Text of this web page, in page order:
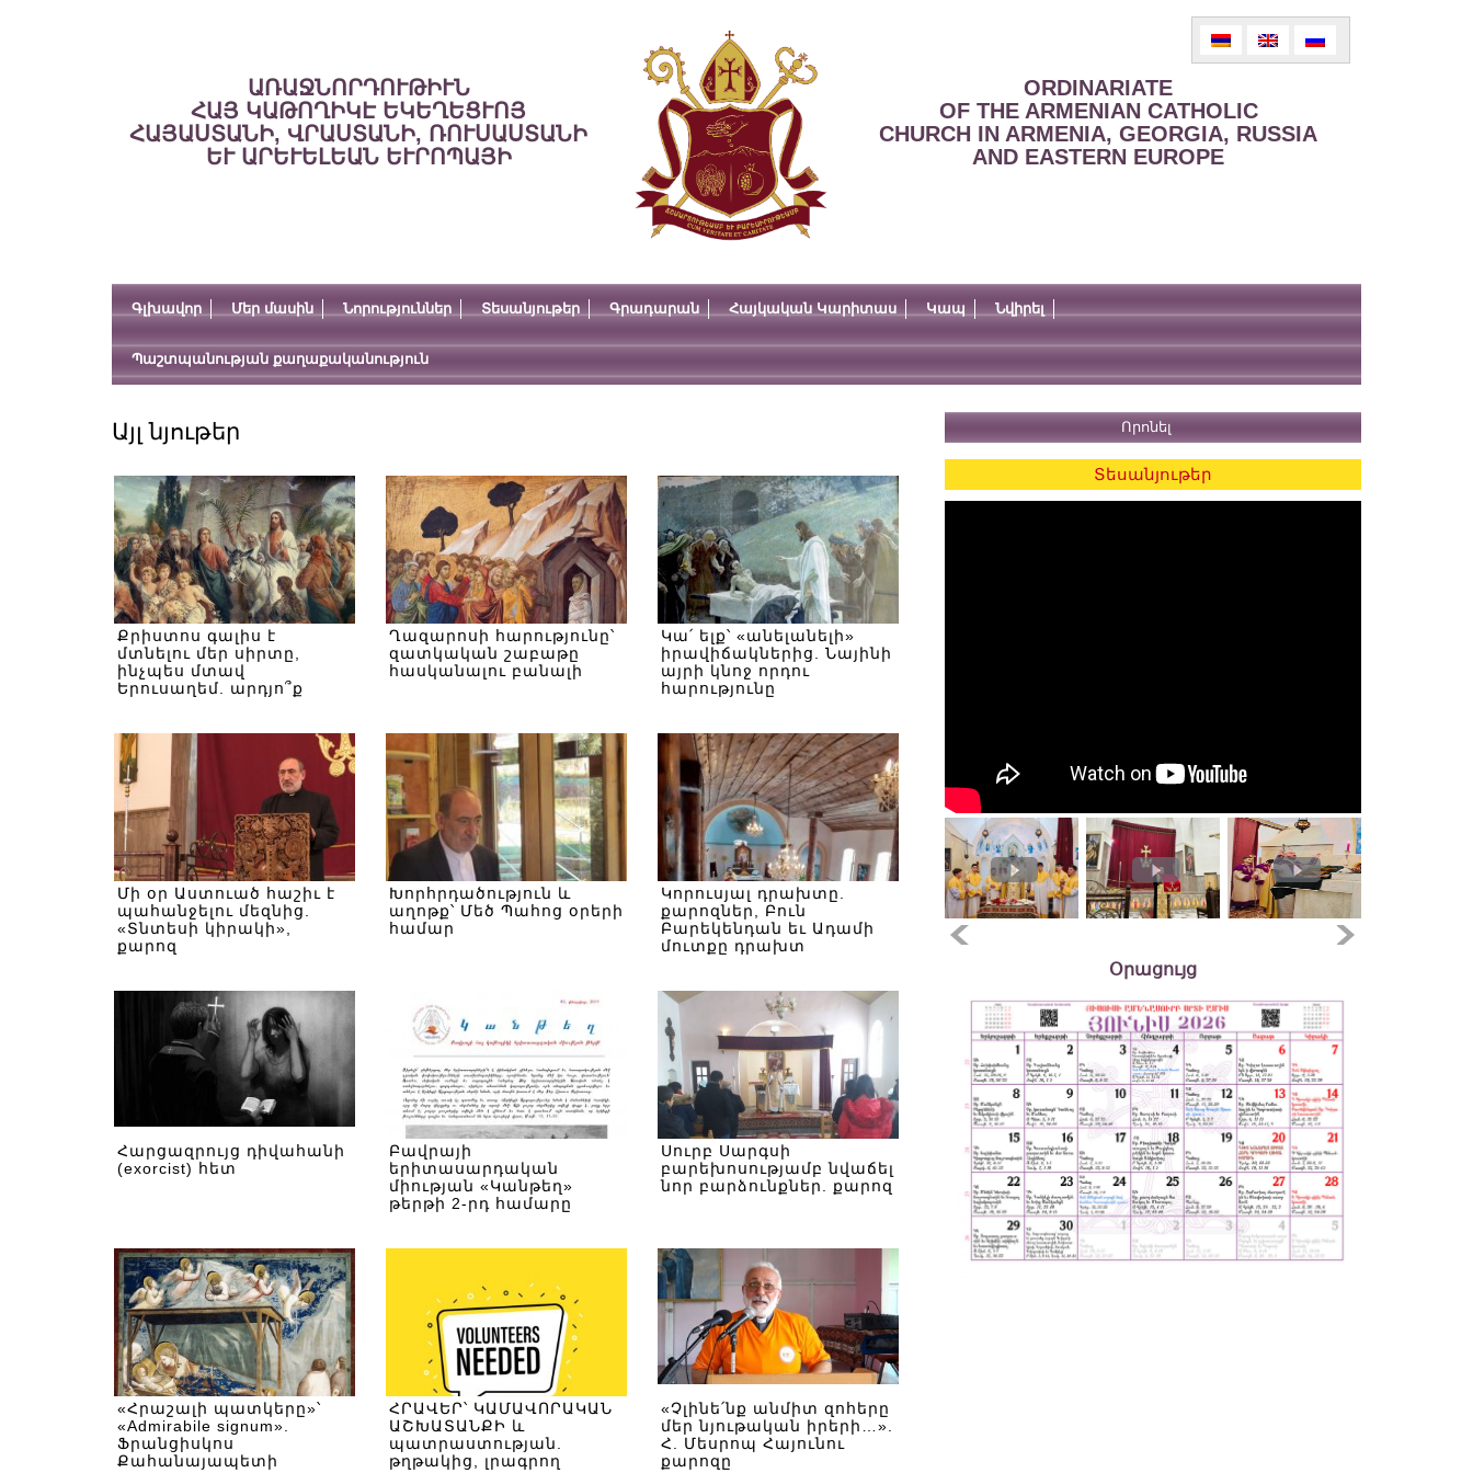
ԱՌԱՋՆՈՐԴՈՒԹԻՒՆ
ՀԱՅ ԿԱԹՈՂԻԿԷ ԵԿԵՂԵՑՒՈՅ
ՀԱՅԱՍՏԱՆԻ, ՎՐԱՍՏԱՆԻ, ՌՈՒՍԱՍՏԱՆԻ
ԵՒ ԱՐԵՒԵԼԵԱՆ ԵՒՐՈՊԱՅԻ
ORDINARIATE
OF THE ARMENIAN CATHOLIC
CHURCH IN ARMENIA, GEORGIA, RUSSIA
AND EASTERN EUROPE
Գլխավոր Մեր մասին Նորություններ Տեսանյութեր Գրադարան Հայկական Կարիտաս Կապ Նվիրել
Պաշտպանության քաղաքականություն
Այլ նյութեր
Քրիստոս գալիս է
մտնելու մեր սիրտը,
ինչպես մտավ
Երուսաղեմ. արդյո՞ք
Ղազարոսի հարությունը՝
զատկական շաբաթը
հասկանալու բանալի
Կա՛ ելք՝ «անելանելի»
իրավիճակներից. Նայինի
այրի կնոջ որդու
հարությունը
Մի օր Աստուած հաշիւ է
պահանջելու մեզնից.
«Տնտեսի կիրակի»,
քարոզ
Խորհրդածություն և
աղոթք՝ Մեծ Պահոց օրերի
համար
Կորուսյալ դրախտը.
քարոզներ, Բուն
Բարեկենդան եւ Ադամի
մուտքը դրախտ
Հարցազրույց դիվահանի
(exorcist) հետ
Բավրայի
երիտասարդական
միության «Կանթեղ»
թերթի 2-րդ համարը
Սուրբ Սարգսի
բարեխոսությամբ նվաճել
նոր բարձունքներ. քարոզ
«Հրաշալի պատկերը»՝
«Admirabile signum».
Ֆրանցիսկոս
Քահանայապետի
ՀՐԱՎԵՐ՝ ԿԱՄԱՎՈՐԱԿԱՆ
ԱՇԽԱՏԱՆՔԻ և
պատրաստության.
թղթակից, լրագրող
«Չլինե՛նք անմիտ զոհերը
մեր նյութական իրերի…».
Հ. Մեսրոպ Հայունու
քարոզը
Տեսանյութեր
Օրացույց